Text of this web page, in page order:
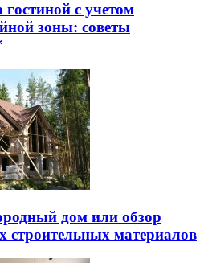
с учетом
зоны: советы
дом или обзор
строительных материалов